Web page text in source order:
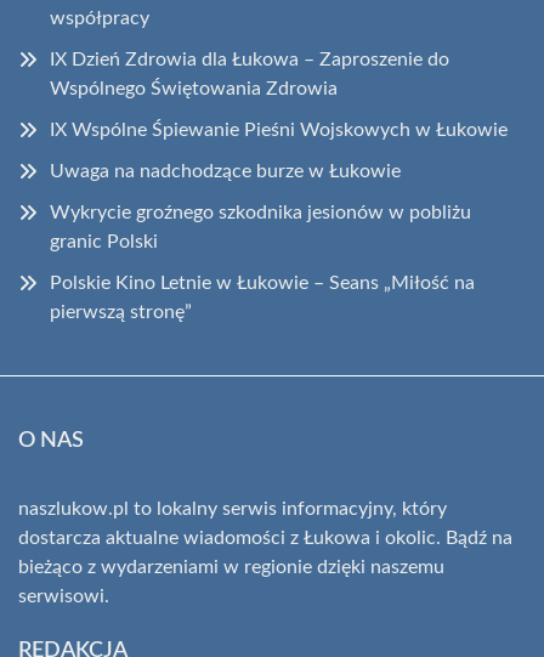
współpracy
IX Dzień Zdrowia dla Łukowa – Zaproszenie do
Wspólnego Świętowania Zdrowia
IX Wspólne Śpiewanie Pieśni Wojskowych w Łukowie
Uwaga na nadchodzące burze w Łukowie
Wykrycie groźnego szkodnika jesionów w pobliżu
granic Polski
Polskie Kino Letnie w Łukowie – Seans „Miłość na
pierwszą stronę”
O NAS
naszlukow.pl to lokalny serwis informacyjny, który
dostarcza aktualne wiadomości z Łukowa i okolic. Bądź na
bieżąco z wydarzeniami w regionie dzięki naszemu
serwisowi.
REDAKCJA